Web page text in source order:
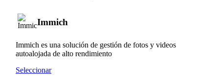
Immich
Immich es una solución de gestión de fotos y videos
autoalojada de alto rendimiento
Seleccionar